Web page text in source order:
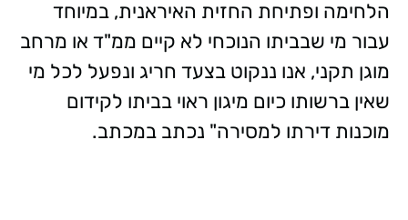
הלחימה ופתיחת החזית האיראנית, במיוחד
עבור מי שבביתו הנוכחי לא קיים ממ"ד או מרחב
מוגן תקני, אנו ננקוט בצעד חריג ונפעל לכל מי
שאין ברשותו כיום מיגון ראוי בביתו לקידום
מוכנות דירתו למסירה" נכתב במכתב.